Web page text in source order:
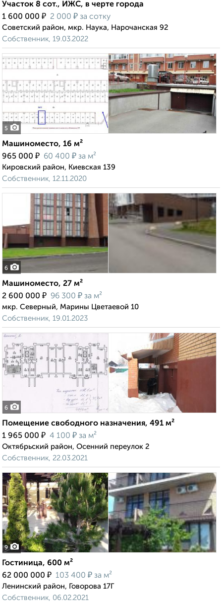
Участок 8 сот., ИЖС, в черте города
1 600 000 ₽ 2 000 ₽ за сотку
Советский район, мкр. Наука, Нарочанская 92
Собственник, 19.03.2022
5
Машиноместо, 16 м²
965 000 ₽ 60 400 ₽ за м²
Кировский район, Киевская 139
Собственник, 12.11.2020
6
Машиноместо, 27 м²
2 600 000 ₽ 96 300 ₽ за м²
мкр. Северный, Марины Цветаевой 10
Собственник, 19.01.2023
6
Помещение свободного назначения, 491 м²
1 965 000 ₽ 4 100 ₽ за м²
Октябрьский район, Осенний переулок 2
Собственник, 22.03.2021
9
Гостиница, 600 м²
62 000 000 ₽ 103 400 ₽ за м²
Ленинский район, Говорова 17Г
Собственник, 06.02.2021